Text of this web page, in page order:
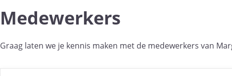
Medewerkers
Graag laten we je kennis maken met de medewerkers van